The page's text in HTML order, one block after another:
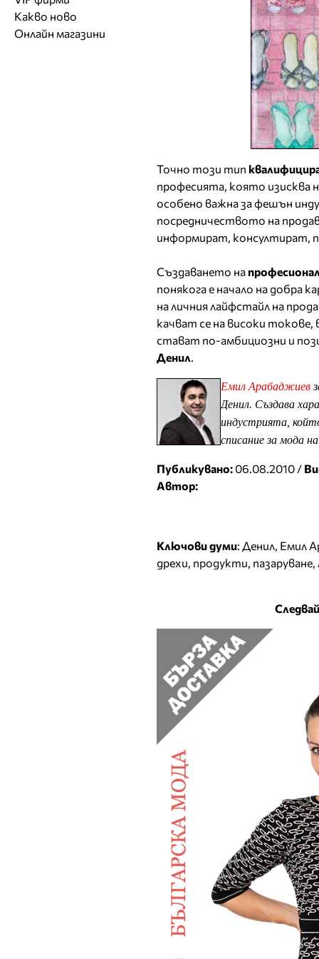
Точно този тип
професията, която изисква
особено важна за фешън
посредничеството на
информират, консултират,
Създаването на
понякога е начало на добра
на личния лайфстайл на
качват се на високи токове,
стават по-амбициозни и
Денил.
Емил Арабаджиев
Денил. Създава
индустрията,
списание за мода
Публикувано: 06.08.2010 /
Автор:
Ключови думи: Денил, Емил
дрехи, продукти, пазаруване,
Модни дизайнери
Бутици
Обувки
Други аксесоари
Солариуми
Фитнес и здраве
Работа на ишлеме
CAD/CAM услуги
Модни списания
Сватбени агенции
Магазини за обувки
Магазини за aксесоари
Какво ново
Онлайн магазини